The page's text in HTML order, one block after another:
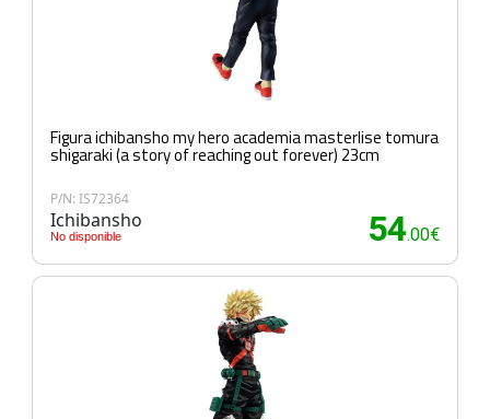
Figura ichibansho my hero academia masterlise tomura
shigaraki (a story of reaching out forever) 23cm
P/N: IS72364
Ichibansho
No disponible 54.00€